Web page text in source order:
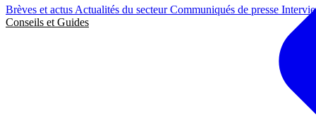
Brèves et actus Actualités du secteurCommuniqués de presse
Conseils et Guides